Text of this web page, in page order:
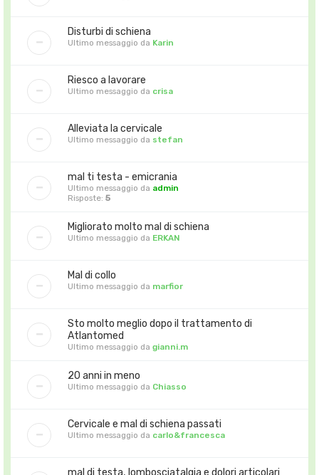
Disturbi di schiena
Ultimo messaggio da Karin
Riesco a lavorare
Ultimo messaggio da crisa
Alleviata la cervicale
Ultimo messaggio da stefan
mal ti testa - emicrania
Ultimo messaggio da admin
Risposte: 5
Migliorato molto mal di schiena
Ultimo messaggio da ERKAN
Mal di collo
Ultimo messaggio da marfior
Sto molto meglio dopo il trattamento di
Atlantomed
Ultimo messaggio da gianni.m
20 anni in meno
Ultimo messaggio da Chiasso
Cervicale e mal di schiena passati
Ultimo messaggio da carlo&francesca
mal di testa, lombosciatalgia e dolori articolari